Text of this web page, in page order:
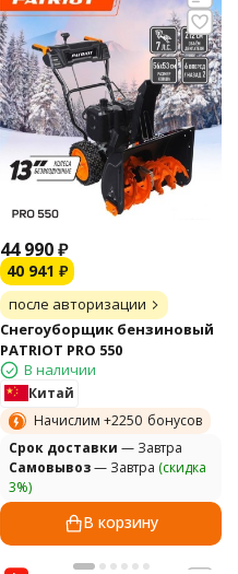
44 990₽
40 941 ₽
после авторизации
Снегоуборщик бензиновый
PATRIOT PRO 550
В наличии
Китай
Начислим +2250 бонусов
Cрок доставки — Завтра
Самовывоз— Завтра (скидка
3%)
В корзину